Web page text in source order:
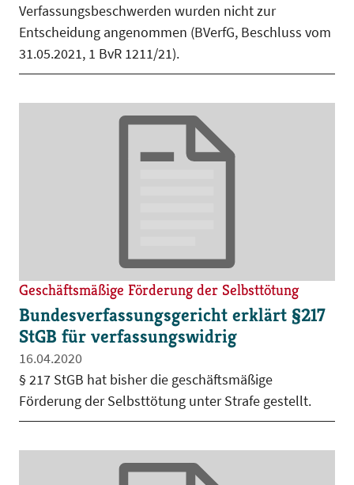
Verfassungsbeschwerden wurden nicht zur
Entscheidung angenommen (BVerfG, Beschluss vom
31.05.2021, 1 BvR 1211/21).
Geschäftsmäßige Förderung der Selbsttötung
Bundesverfassungsgericht erklärt §217
StGB für verfassungswidrig
16.04.2020
§ 217 StGB hat bisher die geschäftsmäßige
Förderung der Selbsttötung unter Strafe gestellt.